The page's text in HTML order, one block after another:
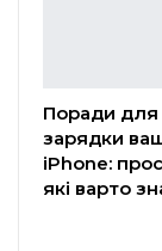
Поради для
зарядки
iPhone:
які варто